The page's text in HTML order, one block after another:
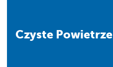
Czyste Powietrze